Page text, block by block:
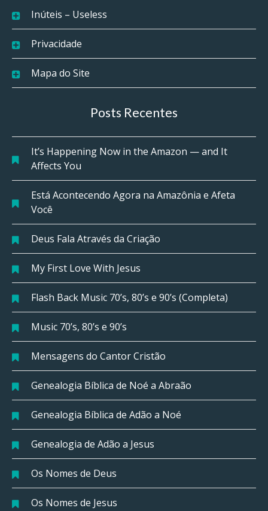
Inúteis – Useless
Privacidade
Mapa do Site
Posts Recentes
It’s Happening Now in the Amazon — and It
Affects You
Está Acontecendo Agora na Amazônia e Afeta
Você
Deus Fala Através da Criação
My First Love With Jesus
Flash Back Music 70’s, 80’s e 90’s (Completa)
Music 70’s, 80’s e 90’s
Mensagens do Cantor Cristão
Genealogia Bíblica de Noé a Abraão
Genealogia Bíblica de Adão a Noé
Genealogia de Adão a Jesus
Os Nomes de Deus
Os Nomes de Jesus